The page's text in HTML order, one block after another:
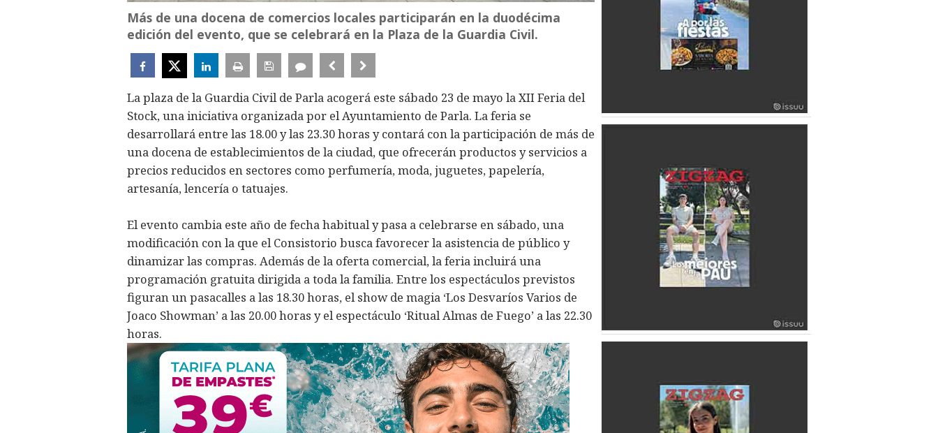
Más de una docena de comercios locales participarán en la duodécima
edición del evento, que se celebrará en la Plaza de la Guardia Civil.
La plaza de la Guardia Civil de Parla acogerá este sábado 23 de mayo la XII Feria del
Stock, una iniciativa organizada por el Ayuntamiento de Parla. La feria se
desarrollará entre las 18.00 y las 23.30 horas y contará con la participación de más de
una docena de establecimientos de la ciudad, que ofrecerán productos y servicios a
precios reducidos en sectores como perfumería, moda, juguetes, papelería,
artesanía, lencería o tatuajes.
El evento cambia este año de fecha habitual y pasa a celebrarse en sábado, una
modificación con la que el Consistorio busca favorecer la asistencia de público y
dinamizar las compras. Además de la oferta comercial, la feria incluirá una
programación gratuita dirigida a toda la familia. Entre los espectáculos previstos
figuran un pasacalles a las 18.30 horas, el show de magia ‘Los Desvaríos Varios de
Joaco Showman’ a las 20.00 horas y el espectáculo ‘Ritual Almas de Fuego’ a las 22.30
horas.